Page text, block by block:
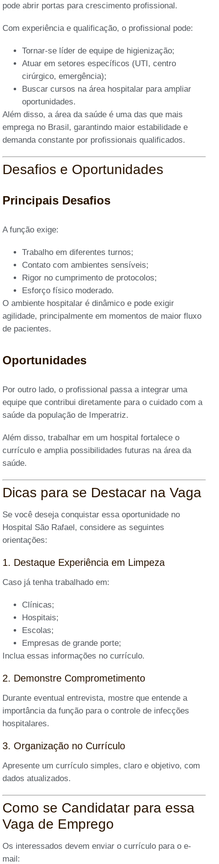
pode abrir portas para crescimento profissional.
Com experiência e qualificação, o profissional pode:
Tornar-se líder de equipe de higienização;
Atuar em setores específicos (UTI, centro
cirúrgico, emergência);
Buscar cursos na área hospitalar para ampliar
oportunidades.
Além disso, a área da saúde é uma das que mais
emprega no Brasil, garantindo maior estabilidade e
demanda constante por profissionais qualificados.
Desafios e Oportunidades
Principais Desafios
A função exige:
Trabalho em diferentes turnos;
Contato com ambientes sensíveis;
Rigor no cumprimento de protocolos;
Esforço físico moderado.
O ambiente hospitalar é dinâmico e pode exigir
agilidade, principalmente em momentos de maior fluxo
de pacientes.
Oportunidades
Por outro lado, o profissional passa a integrar uma
equipe que contribui diretamente para o cuidado com a
saúde da população de Imperatriz.
Além disso, trabalhar em um hospital fortalece o
currículo e amplia possibilidades futuras na área da
saúde.
Dicas para se Destacar na Vaga
Se você deseja conquistar essa oportunidade no
Hospital São Rafael, considere as seguintes
orientações:
1. Destaque Experiência em Limpeza
Caso já tenha trabalhado em:
Clínicas;
Hospitais;
Escolas;
Empresas de grande porte;
Inclua essas informações no currículo.
2. Demonstre Comprometimento
Durante eventual entrevista, mostre que entende a
importância da função para o controle de infecções
hospitalares.
3. Organização no Currículo
Apresente um currículo simples, claro e objetivo, com
dados atualizados.
Como se Candidatar para essa
Vaga de Emprego
Os interessados devem enviar o currículo para o e-
mail: